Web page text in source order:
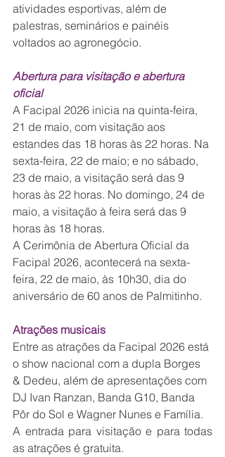
atividades esportivas, além de
palestras, seminários e painéis
voltados ao agronegócio.
Abertura para visitação e abertura
oficial
A Facipal 2026 inicia na quinta-feira,
21 de maio, com visitação aos
estandes das 18 horas às 22 horas. Na
sexta-feira, 22 de maio; e no sábado,
23 de maio, a visitação será das 9
horas às 22 horas. No domingo, 24 de
maio, a visitação à feira será das 9
horas às 18 horas.
A Cerimônia de Abertura Oficial da
Facipal 2026, acontecerá na sexta-
feira, 22 de maio, às 10h30, dia do
aniversário de 60 anos de Palmitinho.
Atrações musicais
Entre as atrações da Facipal 2026 está
o show nacional com a dupla Borges
& Dedeu, além de apresentações com
DJ Ivan Ranzan, Banda G10, Banda
Pôr do Sol e Wagner Nunes e Família.
A entrada para visitação e para todas
as atrações é gratuita.